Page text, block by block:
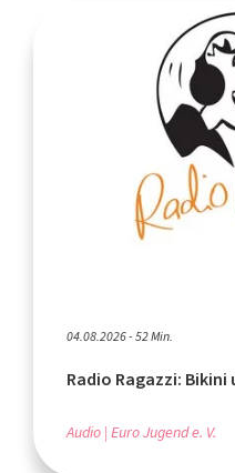
04.08.2026 - 52 Min.
Radio Ragazzi: Bikini
Audio Euro Jugend e. V.